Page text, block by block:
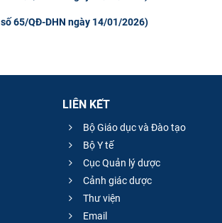
65/QĐ-DHN ngày 14/01/2026)
LIÊN KẾT
Bộ Giáo dục và Đào tạo
Bộ Y tế
Cục Quản lý dược
Cảnh giác dược
Thư viện
Email